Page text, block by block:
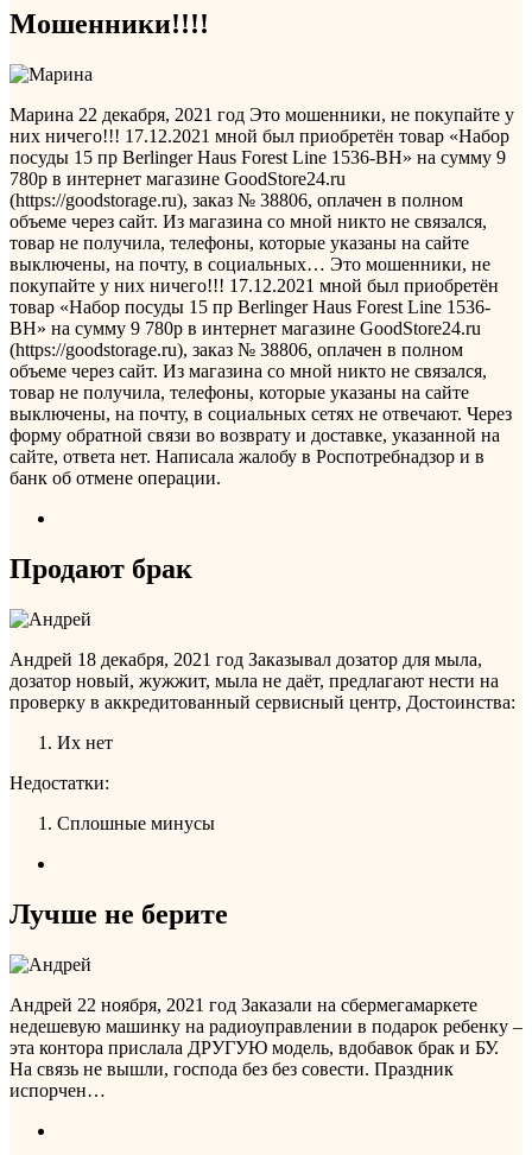
Мошенники!!!!
Марина 22 декабря, 2021 год Это мошенники, не покупайте у
них ничего!!! 17.12.2021 мной был приобретён товар «Набор
посуды 15 пр Berlinger Haus Forest Line 1536-BH» на сумму 9
780р в интернет магазине GoodStore24.ru
(https://goodstorage.ru), заказ № 38806, оплачен в полном
объеме через сайт. Из магазина со мной никто не связался,
товар не получила, телефоны, которые указаны на сайте
выключены, на почту, в социальных… Это мошенники, не
покупайте у них ничего!!! 17.12.2021 мной был приобретён
товар «Набор посуды 15 пр Berlinger Haus Forest Line 1536-
BH» на сумму 9 780р в интернет магазине GoodStore24.ru
(https://goodstorage.ru), заказ № 38806, оплачен в полном
объеме через сайт. Из магазина со мной никто не связался,
товар не получила, телефоны, которые указаны на сайте
выключены, на почту, в социальных сетях не отвечают. Через
форму обратной связи во возврату и доставке, указанной на
сайте, ответа нет. Написала жалобу в Роспотребнадзор и в
банк об отмене операции.
Продают брак
Андрей 18 декабря, 2021 год Заказывал дозатор для мыла,
дозатор новый, жужжит, мыла не даёт, предлагают нести на
проверку в аккредитованный сервисный центр, Достоинства:
Их нет
Недостатки:
Сплошные минусы
Лучше не берите
Андрей 22 ноября, 2021 год Заказали на сбермегамаркете
недешевую машинку на радиоуправлении в подарок ребенку –
эта контора прислала ДРУГУЮ модель, вдобавок брак и БУ.
На связь не вышли, господа без без совести. Праздник
испорчен…